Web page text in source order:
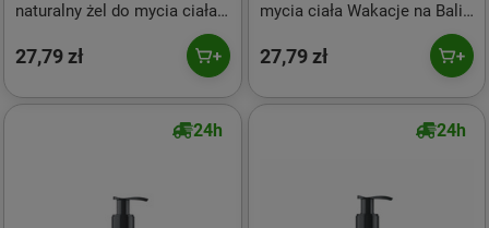
naturalny żel do mycia ciała
27,79 zł
mycia ciała Wakacje na Bali
27,79 zł
24h 24h